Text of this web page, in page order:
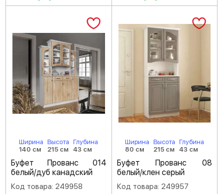
Ширина
140 см
Высота
215 см
Глубина
43 см
Буфет Прованс 014
белый/дуб канадский
Код товара: 249958
Ширина
80 см
Высота
215 см
Глубина
43 см
Буфет Прованс 08
белый/клен серый
Код товара: 249957